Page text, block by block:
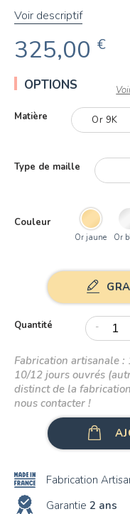
Voir descriptif
325,00 €
OPTIONS
Matière Or 9K
Or 18K
Type de maille
Couleur
Or jaune Or
Quantité -
Fabrication artisanale
10/12 jours ouvrés
distinct de la
nous contacter !
Fabrication
Garantie 2 ans